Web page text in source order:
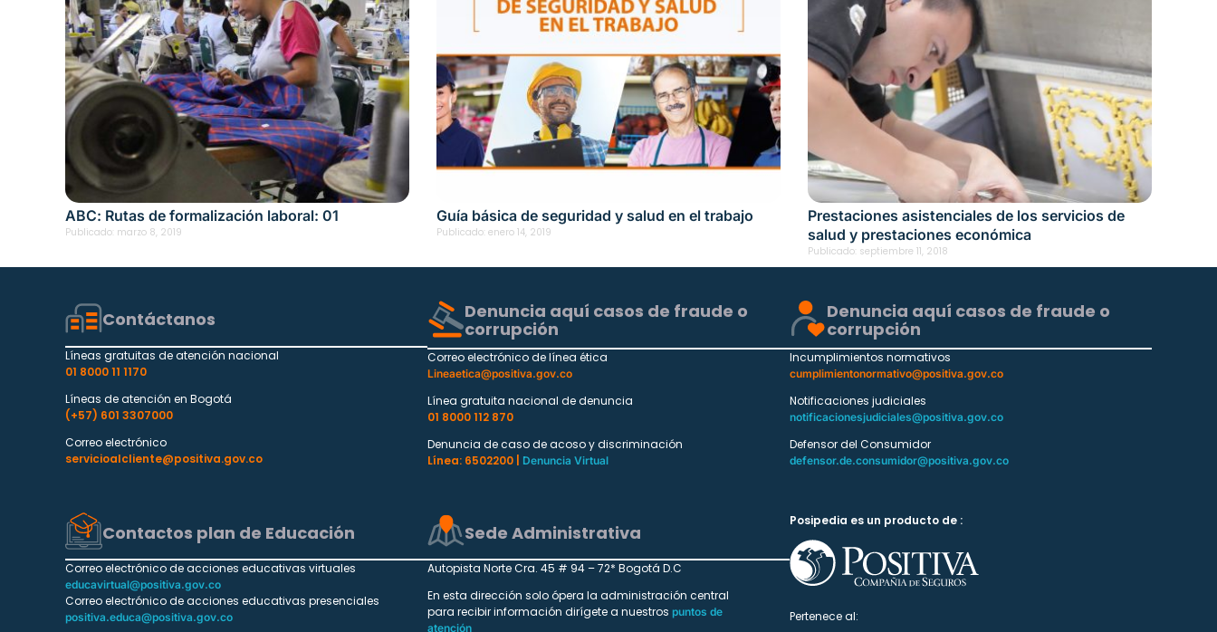
ABC: Rutas de formalización laboral: 01
Publicado: marzo 8, 2019
Guía básica de seguridad y salud en el trabajo
Publicado: enero 14, 2019
Prestaciones asistenciales de los servicios de
salud y prestaciones económica
Publicado: septiembre 11, 2018
Contáctanos
Líneas gratuitas de atención nacional
01 8000 11 1170
Líneas de atención en Bogotá
(+57) 601 3307000
Correo electrónico
servicioalcliente@positiva.gov.co
Denuncia aquí casos de fraude o
corrupción
Correo electrónico de línea ética
Lineaetica@positiva.gov.co
Línea gratuita nacional de denuncia
01 8000 112 870
Denuncia de caso de acoso y discriminación
Línea: 6502200 |
Denuncia Virtual
Denuncia aquí casos de fraude o
corrupción
Incumplimientos normativos
cumplimientonormativo@positiva.gov.co
Notificaciones judiciales
notificacionesjudiciales@positiva.gov.co
Defensor del Consumidor
defensor.de.consumidor@positiva.gov.co
Contactos plan de Educación
Correo electrónico de acciones educativas virtuales
educavirtual@positiva.gov.co
Correo electrónico de acciones educativas presenciales
positiva.educa@positiva.gov.co
Sede Administrativa
Autopista Norte Cra. 45 # 94 – 72* Bogotá D.C
En esta dirección solo ópera la administración central
para recibir información dirígete a nuestros puntos de
atención
Posipedia es un producto de :
Pertenece al: